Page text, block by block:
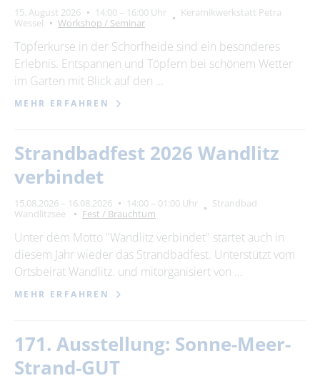
15. August 2026 14:00 – 16:00 Uhr
Keramikwerkstatt Petra
Wessel
Workshop / Seminar
Töpferkurse in der Schorfheide sind ein besonderes
Erlebnis. Entspannen und Töpfern bei schönem Wetter
im Garten mit Blick auf den …
MEHR ERFAHREN
Strandbadfest 2026 Wandlitz
verbindet
15.08.2026 – 16.08.2026 14:00 – 01:00 Uhr
Strandbad
Wandlitzsee
Fest / Brauchtum
Unter dem Motto "Wandlitz verbindet" startet auch in
diesem Jahr wieder das Strandbadfest. Unterstützt vom
Ortsbeirat Wandlitz. und mitorganisiert von …
MEHR ERFAHREN
171. Ausstellung: Sonne-Meer-
Strand-GUT